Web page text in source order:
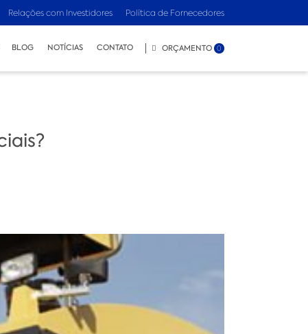
Relações com Investidores Política de Fornecedores
BLOG NOTÍCIAS CONTATO ORÇAMENTO 0